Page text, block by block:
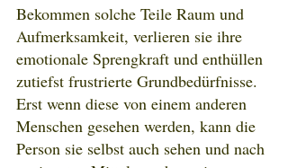
Bekommen solche Teile Raum und
Aufmerksamkeit, verlieren sie ihre
emotionale Sprengkraft und enthüllen
zutiefst frustrierte Grundbedürfnisse.
Erst wenn diese von einem anderen
Menschen gesehen werden, kann die
Person sie selbst auch sehen und nach